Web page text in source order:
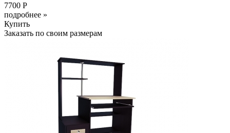
7700 Р
подробнее »
Купить
Заказать по своим размерам